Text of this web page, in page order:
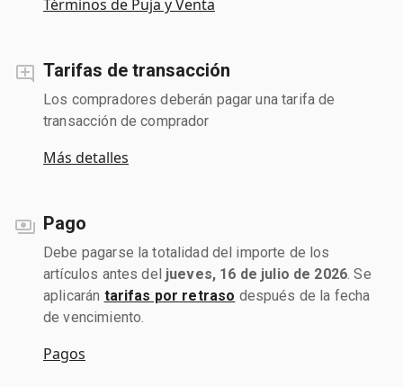
Términos de Puja y Venta
Tarifas de transacción
Los compradores deberán pagar una tarifa de
transacción de comprador
Más detalles
Pago
Debe pagarse la totalidad del importe de los
artículos antes del jueves, 16 de julio de 2026 . Se
aplicarán tarifas por retraso después de la fecha
de vencimiento.
Pagos